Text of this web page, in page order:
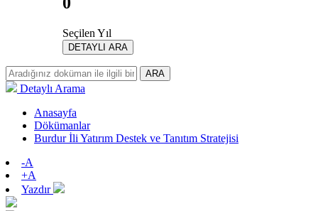
Seçilen Yıl
DETAYLI ARA
ARA
Detaylı Arama
Anasayfa
Dökümanlar
Burdur İli Yatırım Destek ve Tanıtım Stratejisi
-A
+A
Yazdır